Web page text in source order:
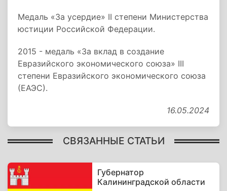
Медаль «За усердие» II степени Министерства
юстиции Российской Федерации.
2015 - медаль «За вклад в создание
Евразийского экономического союза» III
степени Евразийского экономического союза
(ЕАЭС).
16.05.2024
СВЯЗАННЫЕ СТАТЬИ
Губернатор
Калининградской области